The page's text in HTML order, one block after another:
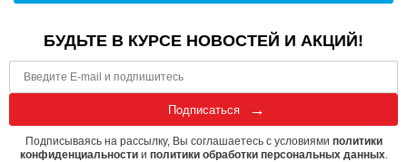
БУДЬТЕ В КУРСЕ НОВОСТЕЙ И АКЦИЙ!
Подписаться
Подписываясь на рассылку, Вы соглашаетесь с условиями политики
конфиденциальностии политики обработки персональных данных.